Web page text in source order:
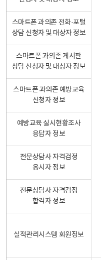
스마트폰 과의존 전화·포털
상담 신청자 및 대상자 정보
스마트폰 과의존 게시판
상담 신청자 및 대상자 정보
스마트폰 과의존 예방교육
신청자 정보
예방교육 실시현황조사
응답자 정보
전문상담사 자격검정
응시자 정보
전문상담사 자격검정
합격자 정보
실적관리시스템 회원정보